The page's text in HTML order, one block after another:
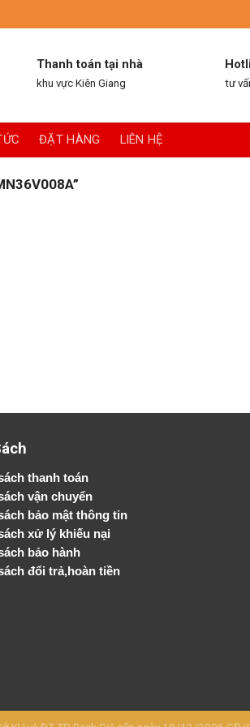
Thanh toán tại nhà
khu vực Kiên Giang tư
ĐẶT HÀNG LIÊN HỆ
thanh toán
vận chuyển
bảo mật thông tin
xử lý khiếu nại
bảo hành
đổi trả,hoàn tiền